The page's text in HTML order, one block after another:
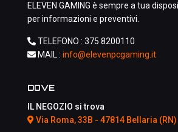
ELEVEN GAMING è sempre a tua
per informazioni e preventivi.
TELEFONO : 375 8200110
MAIL : info@elevenpcgaming.it
DOVE
IL NEGOZIO si trova
Via Roma, 33B - 47814 Bellaria (RN)